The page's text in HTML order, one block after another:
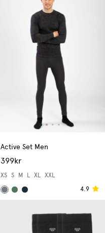
Active Set Men
399kr
XS S M L XL XXL
4.9